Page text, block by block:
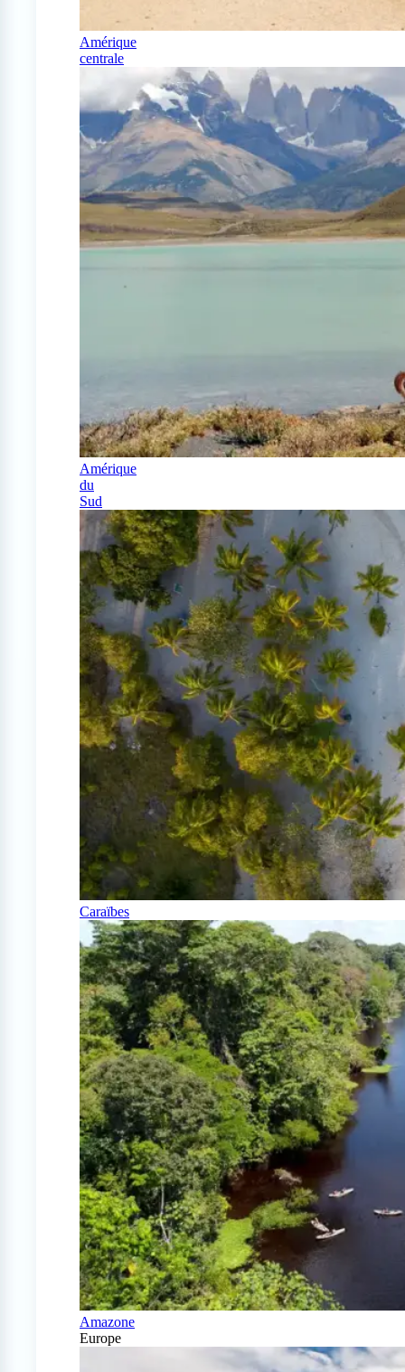
Amérique
centrale
Amérique
du
Sud
Caraïbes
Amazone
Europe